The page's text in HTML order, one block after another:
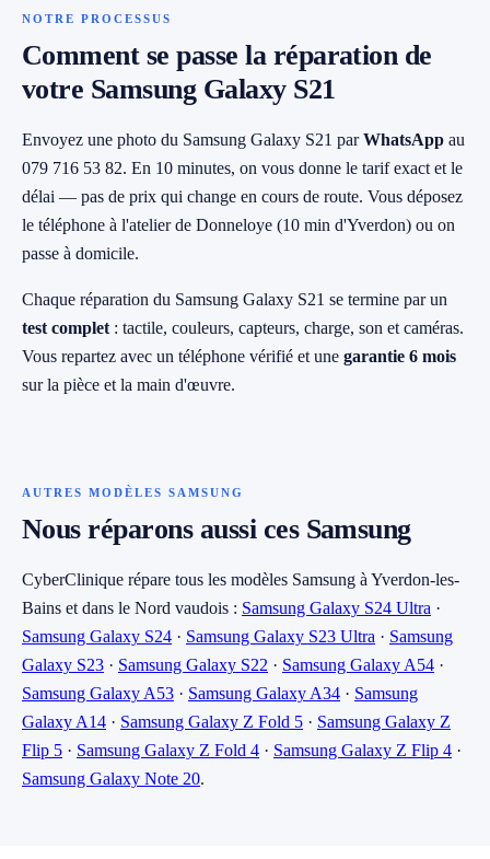
NOTRE PROCESSUS
Comment se passe la réparation de
votre Samsung Galaxy S21
Envoyez une photo du Samsung Galaxy S21 parWhatsApp au
079 716 53 82. En 10 minutes, on vous donne le tarif exact et le
délai — pas de prix qui change en cours de route. Vous déposez
le téléphone à l'atelier de Donneloye (10 min d'Yverdon) ou on
passe à domicile.
Chaque réparation du Samsung Galaxy S21 se termine par un
test complet : tactile, couleurs, capteurs, charge, son et caméras.
Vous repartez avec un téléphone vérifié et une garantie 6 mois
sur la pièce et la main d'œuvre.
AUTRES MODÈLES SAMSUNG
Nous réparons aussi ces Samsung
CyberClinique répare tous les modèles Samsung à Yverdon-les-
Bains et dans le Nord vaudois : Samsung Galaxy S24 Ultra ·
Samsung Galaxy S24 · Samsung Galaxy S23 Ultra · Samsung
Galaxy S23 · Samsung Galaxy S22 · Samsung Galaxy A54 ·
Samsung Galaxy A53 · Samsung Galaxy A34 · Samsung
Galaxy A14 · Samsung Galaxy Z Fold 5 · Samsung Galaxy Z
Flip 5 · Samsung Galaxy Z Fold 4 · Samsung Galaxy Z Flip 4 ·
Samsung Galaxy Note 20.